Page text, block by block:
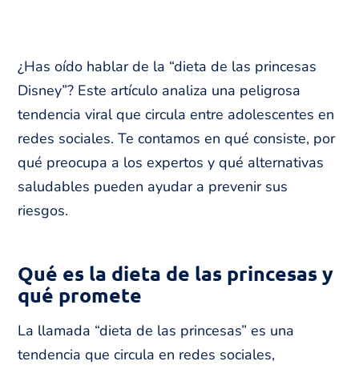
¿Has oído hablar de la “dieta de las princesas
Disney”? Este artículo analiza una peligrosa
tendencia viral que circula entre adolescentes en
redes sociales. Te contamos en qué consiste, por
qué preocupa a los expertos y qué alternativas
saludables pueden ayudar a prevenir sus
riesgos.
Qué es la dieta de las princesas y
qué promete
La llamada “dieta de las princesas” es una
tendencia que circula en redes sociales,